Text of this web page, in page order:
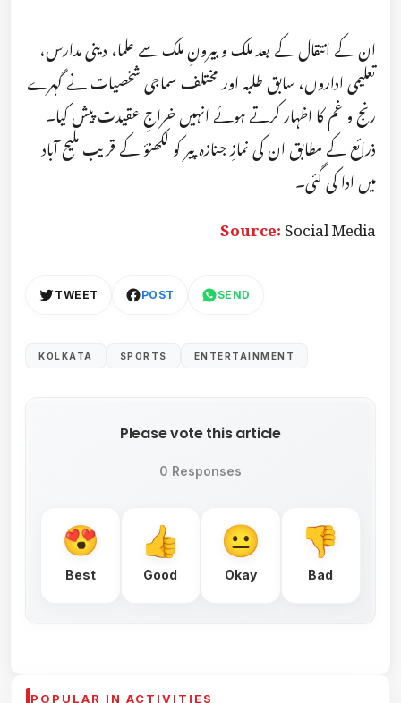
ان کے انتقال کے بعد ملک و بیرونِ ملک سے علما، دینی مدارس،
تعلیمی اداروں، سابق طلبہ اور مختلف سماجی شخصیات نے گہرے
رنج و غم کا اظہار کرتے ہوئے انہیں خراجِ عقیدت پیش کیا۔
ذرائع کے مطابق ان کی نمازِ جنازہ پیر کو لکھنؤ کے قریب ملیح آباد
میں ادا کی گئی۔
Source:Social Media
TWEET POST SEND
KOLKATA SPORTS ENTERTAINMENT
Please vote this article
0 Responses
Best Good Okay Bad
POPULAR IN ACTIVITIES